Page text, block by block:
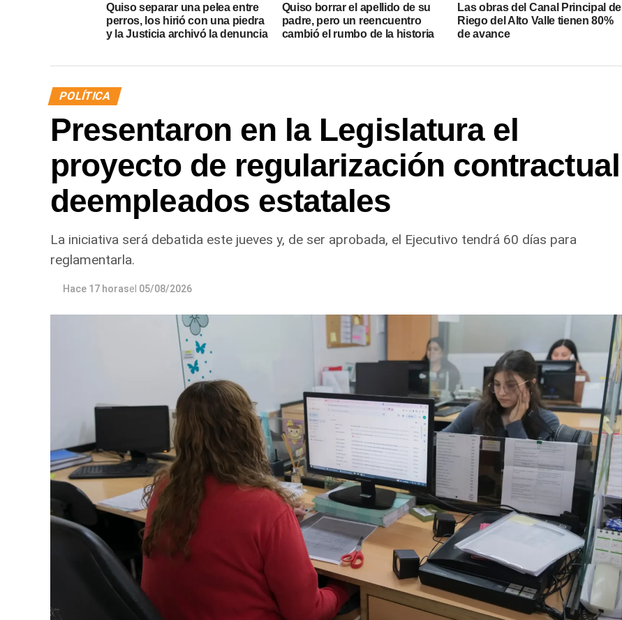
Quiso separar una pelea entre
perros, los hirió con una piedra
y la Justicia archivó la denuncia
Quiso borrar el apellido de su
padre, pero un reencuentro
cambió el rumbo de la historia
Las obras del Canal Principal de
Riego del Alto Valle tienen 80%
de avance
POLÍTICA
Presentaron en la Legislatura el
proyecto de regularización contractual
deempleados estatales
La iniciativa será debatida este jueves y, de ser aprobada, el Ejecutivo tendrá 60 días para
reglamentarla.
Hace 17 horasel 05/08/2026